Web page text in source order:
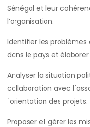
Sénégal et leur
l’organisation.
Identifier les
dans le pays et
Analyser la situation
collaboration avec
´orientation des projets.
Proposer et gérer les